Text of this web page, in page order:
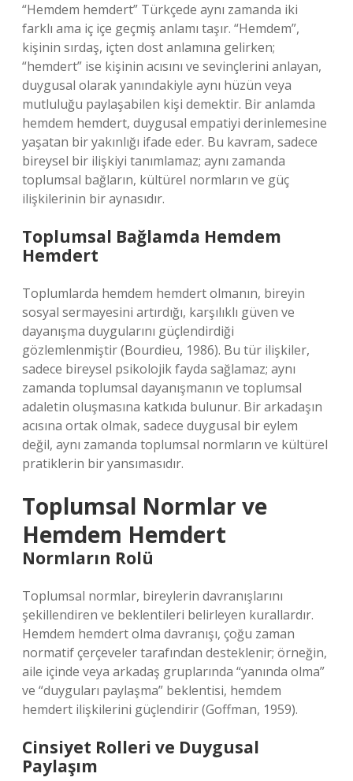
“Hemdem hemdert” Türkçede aynı zamanda iki
farklı ama iç içe geçmiş anlamı taşır. “Hemdem”,
kişinin sırdaş, içten dost anlamına gelirken;
“hemdert” ise kişinin acısını ve sevinçlerini anlayan,
duygusal olarak yanındakiyle aynı hüzün veya
mutluluğu paylaşabilen kişi demektir. Bir anlamda
hemdem hemdert, duygusal empatiyi derinlemesine
yaşatan bir yakınlığı ifade eder. Bu kavram, sadece
bireysel bir ilişkiyi tanımlamaz; aynı zamanda
toplumsal bağların, kültürel normların ve güç
ilişkilerinin bir aynasıdır.
Toplumsal Bağlamda Hemdem
Hemdert
Toplumlarda hemdem hemdert olmanın, bireyin
sosyal sermayesini artırdığı, karşılıklı güven ve
dayanışma duygularını güçlendirdiği
gözlemlenmiştir (Bourdieu, 1986). Bu tür ilişkiler,
sadece bireysel psikolojik fayda sağlamaz; aynı
zamanda toplumsal dayanışmanın ve toplumsal
adaletin oluşmasına katkıda bulunur. Bir arkadaşın
acısına ortak olmak, sadece duygusal bir eylem
değil, aynı zamanda toplumsal normların ve kültürel
pratiklerin bir yansımasıdır.
Toplumsal Normlar ve
Hemdem Hemdert
Normların Rolü
Toplumsal normlar, bireylerin davranışlarını
şekillendiren ve beklentileri belirleyen kurallardır.
Hemdem hemdert olma davranışı, çoğu zaman
normatif çerçeveler tarafından desteklenir; örneğin,
aile içinde veya arkadaş gruplarında “yanında olma”
ve “duyguları paylaşma” beklentisi, hemdem
hemdert ilişkilerini güçlendirir (Goffman, 1959).
Cinsiyet Rolleri ve Duygusal
Paylaşım